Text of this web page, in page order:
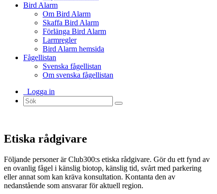
Bird Alarm
Om Bird Alarm
Skaffa Bird Alarm
Förlänga Bird Alarm
Larmregler
Bird Alarm hemsida
Fågellistan
Svenska fågellistan
Om svenska fågellistan
Logga in
Etiska rådgivare
Följande personer är Club300:s etiska rådgivare. Gör du ett fynd av
en ovanlig fågel i känslig biotop, känslig tid, svårt med parkering
eller annat som kan kräva konsultation. Kontanta den av
nedanstående som ansvarar för aktuell region.